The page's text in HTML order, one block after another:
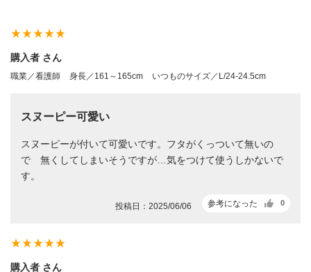
star_ratestar_ratestar_ratestar_ratestar_rate
購入者 さん
職業／看護師 身長／161～165cm いつものサイズ／L/24-24.5cm
スヌーピー可愛い
スヌーピーが付いて可愛いです。フタがくっついて無いの
で 無くしてしまいそうですが…気をつけて使うしかないで
す。
参考になった 0
投稿日：2025/06/06
star_ratestar_ratestar_ratestar_ratestar_rate
購入者 さん